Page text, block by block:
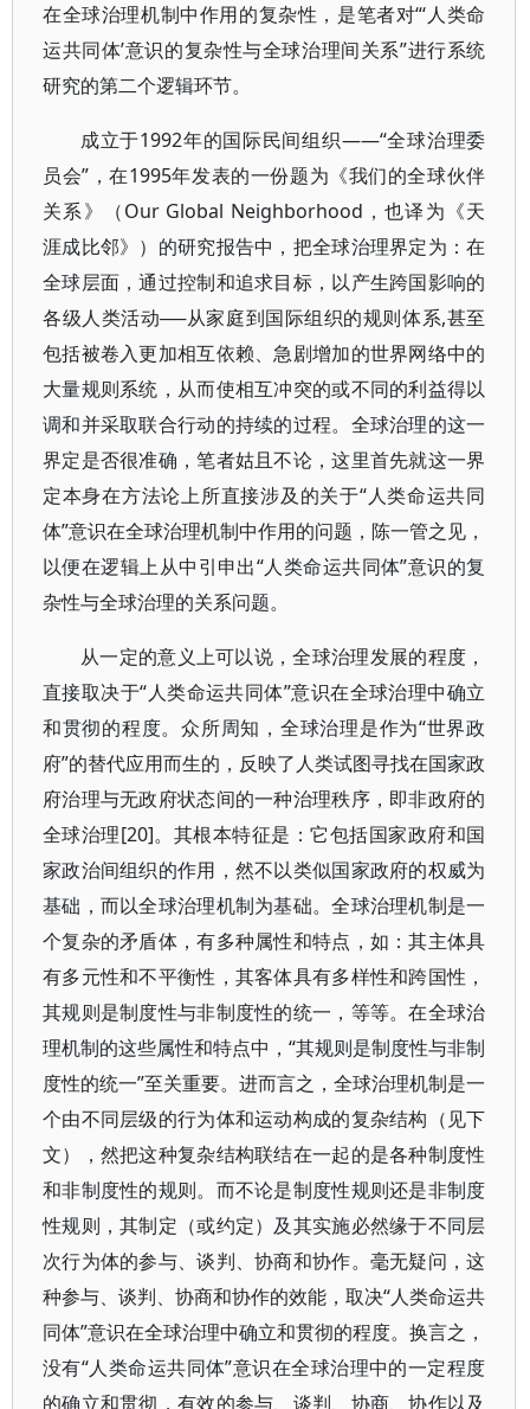
在全球治理机制中作用的复杂性，是笔者对“‘人类命
运共同体’意识的复杂性与全球治理间关系”进行系统
研究的第二个逻辑环节。
成立于1992年的国际民间组织——“全球治理委
员会”，在1995年发表的一份题为《我们的全球伙伴
关系》（Our Global Neighborhood，也译为《天
涯成比邻》）的研究报告中，把全球治理界定为：在
全球层面，通过控制和追求目标，以产生跨国影响的
各级人类活动──从家庭到国际组织的规则体系,甚至
包括被卷入更加相互依赖、急剧增加的世界网络中的
大量规则系统，从而使相互冲突的或不同的利益得以
调和并采取联合行动的持续的过程。全球治理的这一
界定是否很准确，笔者姑且不论，这里首先就这一界
定本身在方法论上所直接涉及的关于“人类命运共同
体”意识在全球治理机制中作用的问题，陈一管之见，
以便在逻辑上从中引申出“人类命运共同体”意识的复
杂性与全球治理的关系问题。
从一定的意义上可以说，全球治理发展的程度，
直接取决于“人类命运共同体”意识在全球治理中确立
和贯彻的程度。众所周知，全球治理是作为“世界政
府”的替代应用而生的，反映了人类试图寻找在国家政
府治理与无政府状态间的一种治理秩序，即非政府的
全球治理[20]。其根本特征是：它包括国家政府和国
家政治间组织的作用，然不以类似国家政府的权威为
基础，而以全球治理机制为基础。全球治理机制是一
个复杂的矛盾体，有多种属性和特点，如：其主体具
有多元性和不平衡性，其客体具有多样性和跨国性，
其规则是制度性与非制度性的统一，等等。在全球治
理机制的这些属性和特点中，“其规则是制度性与非制
度性的统一”至关重要。进而言之，全球治理机制是一
个由不同层级的行为体和运动构成的复杂结构（见下
文），然把这种复杂结构联结在一起的是各种制度性
和非制度性的规则。而不论是制度性规则还是非制度
性规则，其制定（或约定）及其实施必然缘于不同层
次行为体的参与、谈判、协商和协作。毫无疑问，这
种参与、谈判、协商和协作的效能，取决“人类命运共
同体”意识在全球治理中确立和贯彻的程度。换言之，
没有“人类命运共同体”意识在全球治理中的一定程度
的确立和贯彻，有效的参与、谈判、协商、协作以及